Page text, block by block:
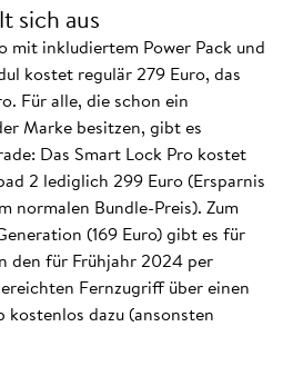
sich aus
mit inkludiertem Power Pack und
kostet regulär 279 Euro, das
Für alle, die schon ein
Marke besitzen, gibt es
Das Smart Lock Pro kostet
2 lediglich 299 Euro (Ersparnis
normalen Bundle-Preis). Zum
(169 Euro) gibt es für
den für Frühjahr 2024 per
Fernzugriff über einen
dazu (ansonsten